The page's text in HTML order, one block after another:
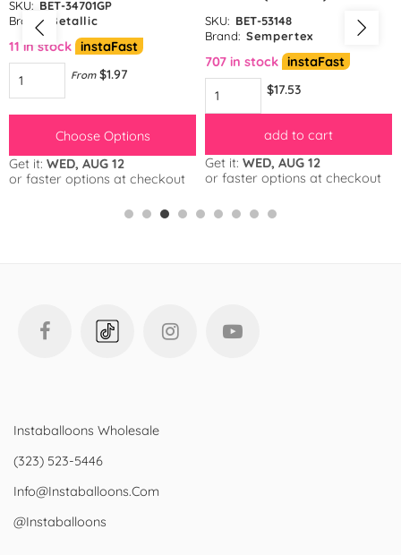
SKU: BET-34701GP
Brand:
Betallic
11 in stock instaFast
From $1.97
Choose Options
Get it: WED, AUG 12
or faster options at checkout
SKU: BET-53148
Brand: Sempertex
707 in stock instaFast
$17.53
add to cart
Get it: WED, AUG 12
or faster options at checkout
Instaballoons Wholesale
(323) 523-5446
Info@instaballoons.com
@instaballoons